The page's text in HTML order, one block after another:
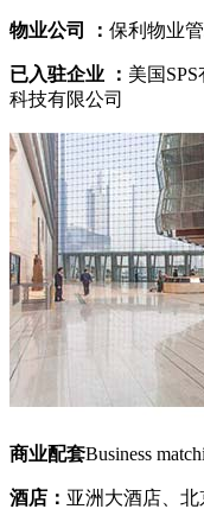
物业公司 ： 保利物业
已入驻企业 ： 美国
科技有限公司
商业配套Business
酒店： 亚洲大酒店、